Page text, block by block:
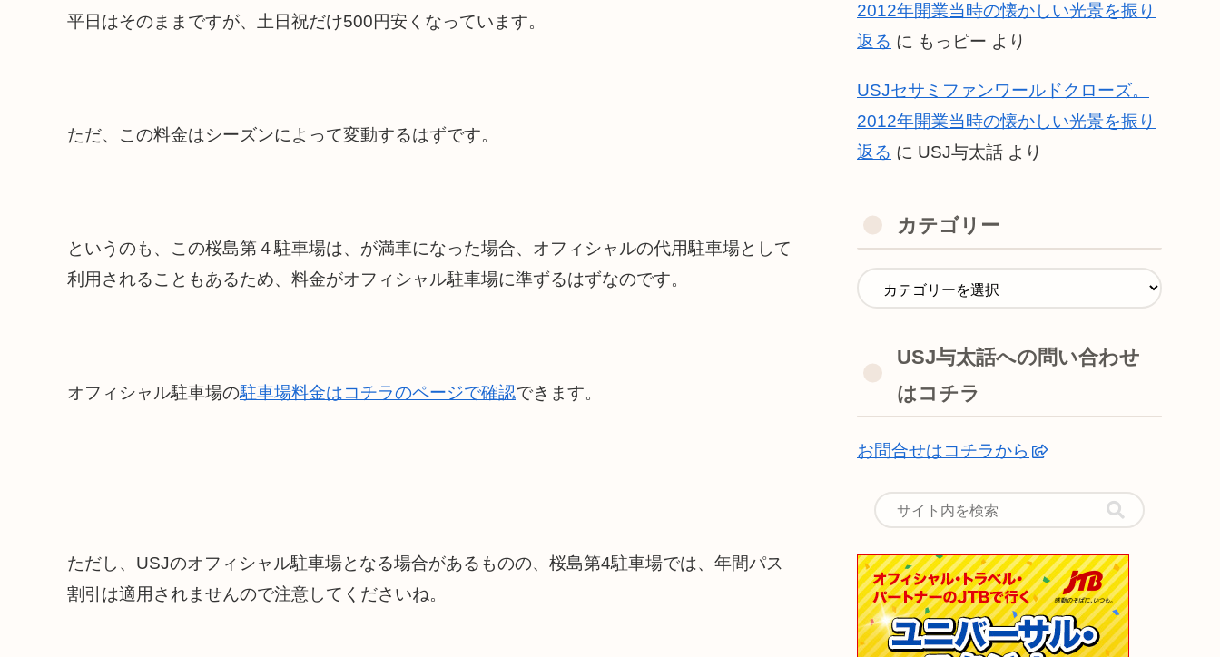
平日はそのままですが、土日祝だけ500円安くなっています。
ただ、この料金はシーズンによって変動するはずです。
というのも、この桜島第４駐車場は、が満車になった場合、オフィシャルの代用駐車場として
利用されることもあるため、料金がオフィシャル駐車場に準ずるはずなのです。
オフィシャル駐車場の駐車場料金はコチラのページで確認できます。
ただし、USJのオフィシャル駐車場となる場合があるものの、桜島第4駐車場では、年間パス
割引は適用されませんので注意してくださいね。
2012年開業当時の懐かしい光景を振り
返る に もっピー より
USJセサミファンワールドクローズ。
2012年開業当時の懐かしい光景を振り
返る に USJ与太話 より
カテゴリー
USJ与太話への問い合わせ
はコチラ
お問合せはコチラから